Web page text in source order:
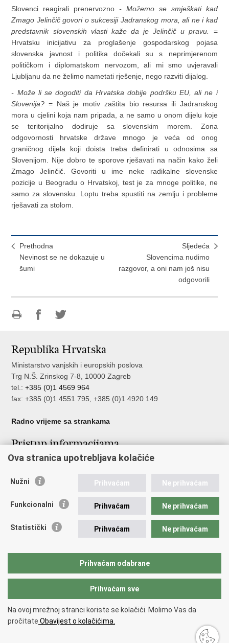
Slovenci reagirali prenervozno- Možemo se smješkati kad
Zmago Jelinčič govori o sukcesiji Jadranskog mora, ali ne i kad
predstavnik slovenskih vlasti kaže da je Jelinčič u pravu.
=
Hrvatsku inicijativu za proglašenje gospodarskog pojasa
slovenska javnost i politika dočekali su s neprimjerenom
političkom i diplomatskom nervozom, ali mi smo uvjeravali
Ljubljanu da ne želimo nametati rješenje, nego razviti dijalog.
- Može li se dogoditi da Hrvatska dobije podršku EU, ali ne i
Slovenija? = Naš je motiv zaštita bio resursa ili Jadranskog
mora u cjelini koja nam pripada, a ne samo u onom dijelu koje
se teritorijalno dodiruje sa slovenskim morem. Zona
odgovornosti hrvatske države mnogo je veća od onog
graničnog dijela koji doista treba definirati u odnosima sa
Slovenijom. Nije dobro te sporove rješavati na način kako želi
Zmago Jelinčič. Govoriti u ime neke radikalne slovenske
pozicije u Beogradu o Hrvatskoj, test je za mnoge politike, ne
samo za slovensku. Loptu treba spustiti na zemlju i probleme
rješavati za stolom.
Prethodna
Nevinost se ne dokazuje u
šumi
Sljedeća
Slovencima nudimo
razgovor, a oni nam još nisu
odgovorili
Facebooku
Twitteru
Republika Hrvatska
Ministarstvo vanjskih i europskih poslova
Trg N.Š. Zrinskog 7-8, 10000 Zagreb
tel.:+385 (0)1 4569 964
fax: +385 (0)1 4551 795, +385 (0)1 4920 149
Radno vrijeme sa strankama
Pristup informacijama
Pristup informacijama
Nepravilnosti
Javna nabava u MVEP-u
Nadzor rada i unutarnja revizija službe vanjskih poslova
Copyright © 2026 Ministarstvo vanjskih i europskih poslova.
korištenja.Izjava o pristupačnosti.
Ova stranica upotrebljava kolačiće
Nužni Prihvaćam Ne prihvaćam
Funkcionalni Prihvaćam Ne prihvaćam
Statistički Prihvaćam Ne prihvaćam
Prihvaćam odabrane
Prihvaćam sve
Na ovoj mrežnoj stranci koriste se kolačići. Molimo Vas da
pročitate Obavijest o kolačićima.